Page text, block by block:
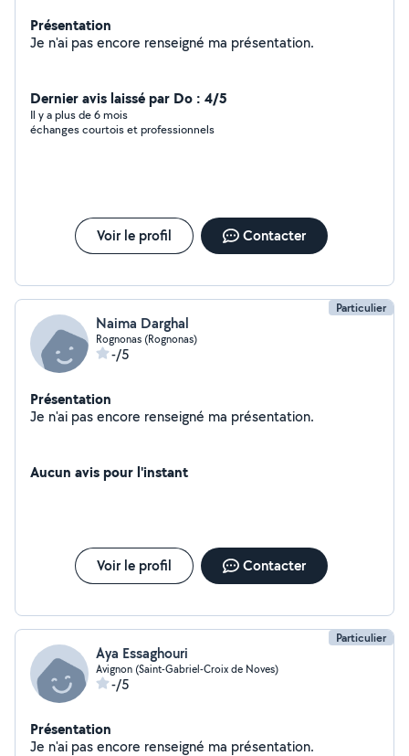
Présentation
Je n'ai pas encore renseigné ma présentation.
Dernier avis laissé par Do : 4/5
Il y a plus de 6 mois
échanges courtois et professionnels
Voir le profil Contacter
Particulier
Naima Darghal
Rognonas (Rognonas)
-/5
Présentation
Je n'ai pas encore renseigné ma présentation.
Aucun avis pour l'instant
Voir le profil Contacter
Particulier
Aya Essaghouri
Avignon (Saint-Gabriel-Croix de Noves)
-/5
Présentation
Je n'ai pas encore renseigné ma présentation.